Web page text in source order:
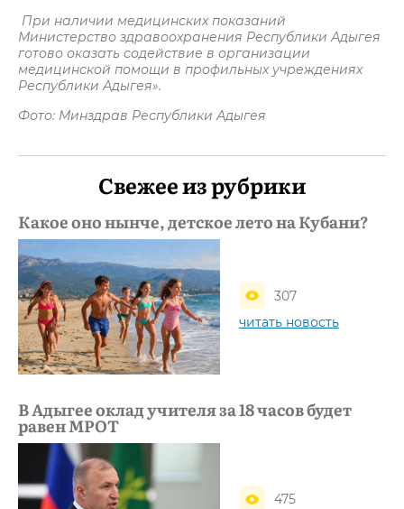
При наличии медицинских показаний
Министерство здравоохранения Республики Адыгея
готово оказать содействие в организации
медицинской помощи в профильных учреждениях
Республики Адыгея».
Фото: Минздрав Республики Адыгея
Свежее из рубрики
Какое оно нынче, детское лето на Кубани?
307
читать новость
В Адыгее оклад учителя за 18 часов будет
равен МРОТ
475